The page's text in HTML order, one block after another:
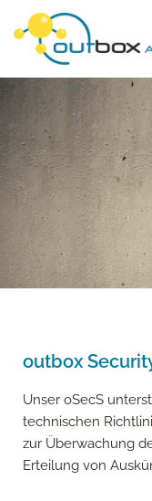
Zum
springen
outbox
Unser oSecS
technischen
zur Überwachung
Erteilung von